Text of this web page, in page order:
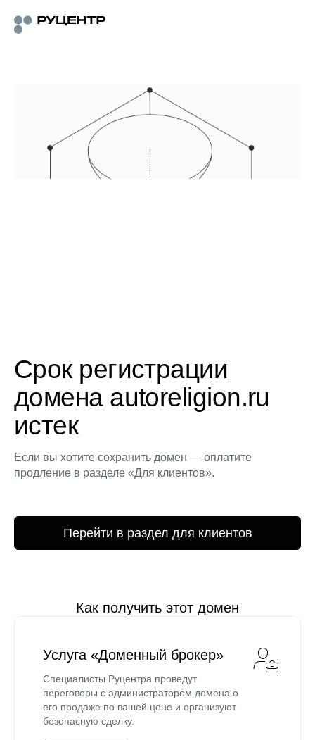
Срок регистрации
домена autoreligion.ru
истек
Если вы хотите сохранить домен — оплатите
продление в разделе «Для клиентов».
Перейти в раздел для клиентов
Как получить этот домен
Услуга «Доменный брокер»
Специалисты Руцентра проведут
переговоры с администратором домена о
его продаже по вашей цене и организуют
безопасную сделку.